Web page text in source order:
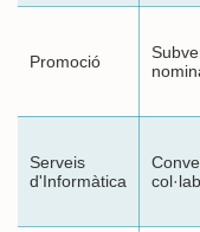
Promoció
Serveis
d'Informàtica